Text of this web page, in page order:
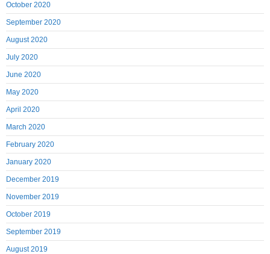
October 2020
September 2020
August 2020
July 2020
June 2020
May 2020
April 2020
March 2020
February 2020
January 2020
December 2019
November 2019
October 2019
September 2019
August 2019